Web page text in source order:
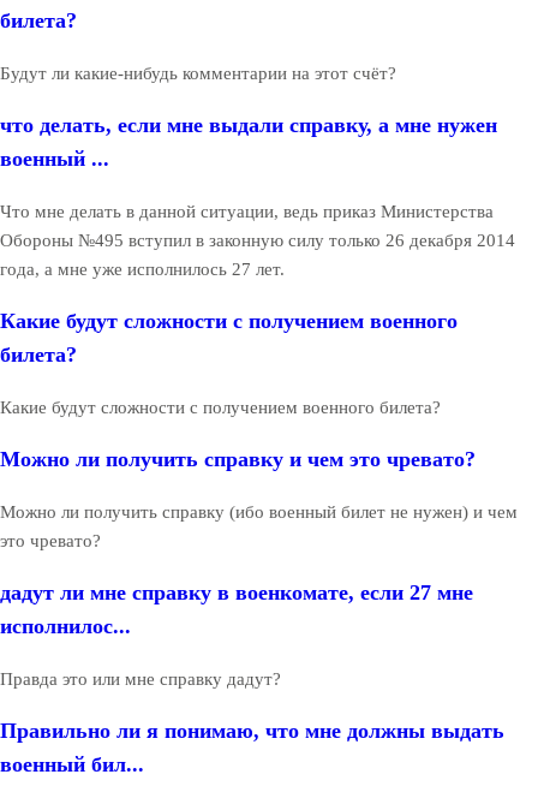
билета?
Будут ли какие-нибудь комментарии на этот счёт?
что делать, если мне выдали справку, а мне нужен
военный ...
Что мне делать в данной ситуации, ведь приказ Министерства
Обороны №495 вступил в законную силу только 26 декабря 2014
года, а мне уже исполнилось 27 лет.
Какие будут сложности с получением военного
билета?
Какие будут сложности с получением военного билета?
Можно ли получить справку и чем это чревато?
Можно ли получить справку (ибо военный билет не нужен) и чем
это чревато?
дадут ли мне справку в военкомате, если 27 мне
исполнилос...
Правда это или мне справку дадут?
Правильно ли я понимаю, что мне должны выдать
военный бил...